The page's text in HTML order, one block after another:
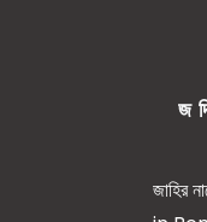
জ
জাহির